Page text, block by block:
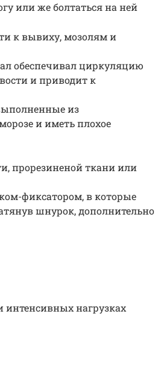
или же болтаться на ней
к вывиху, мозолям и
обеспечивал циркуляцию
и приводит к
из
и иметь плохое
прорезиненой ткани или
фиксатором, в которые
шнурок, дополнительно
нагрузках